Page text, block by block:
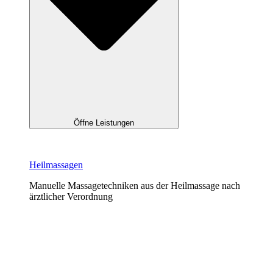
Öffne Leistungen
Heilmassagen
Manuelle Massagetechniken aus der Heilmassage nach
ärztlicher Verordnung